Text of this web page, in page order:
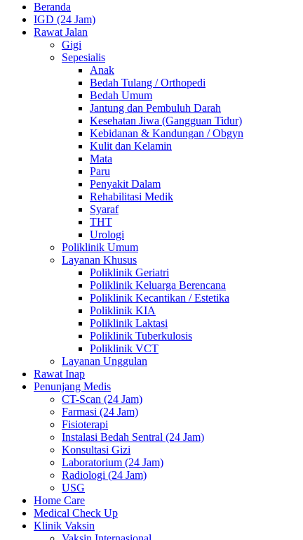
Beranda
IGD (24 Jam)
Rawat Jalan
Gigi
Sepesialis
Anak
Bedah Tulang / Orthopedi
Bedah Umum
Jantung dan Pembuluh Darah
Kesehatan Jiwa (Gangguan Tidur)
Kebidanan & Kandungan / Obgyn
Kulit dan Kelamin
Mata
Paru
Penyakit Dalam
Rehabilitasi Medik
Syaraf
THT
Urologi
Poliklinik Umum
Layanan Khusus
Poliklinik Geriatri
Poliklinik Keluarga Berencana
Poliklinik Kecantikan / Estetika
Poliklinik KIA
Poliklinik Laktasi
Poliklinik Tuberkulosis
Poliklinik VCT
Layanan Unggulan
Rawat Inap
Penunjang Medis
CT-Scan (24 Jam)
Farmasi (24 Jam)
Fisioterapi
Instalasi Bedah Sentral (24 Jam)
Konsultasi Gizi
Laboratorium (24 Jam)
Radiologi (24 Jam)
USG
Home Care
Medical Check Up
Klinik Vaksin